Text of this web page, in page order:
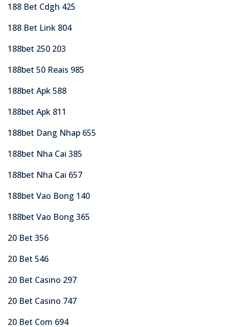
188 Bet Cdgh 425
188 Bet Link 804
188bet 250 203
188bet 50 Reais 985
188bet Apk 588
188bet Apk 811
188bet Dang Nhap 655
188bet Nha Cai 385
188bet Nha Cai 657
188bet Vao Bong 140
188bet Vao Bong 365
20 Bet 356
20 Bet 546
20 Bet Casino 297
20 Bet Casino 747
20 Bet Com 694